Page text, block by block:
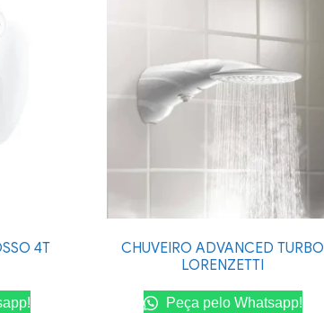
4T
CHUVEIRO ADVANCED TURBO
LORENZETTI
Peça pelo Whatsapp!